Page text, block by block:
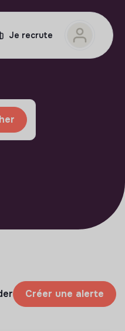
Je recrute
Créer une alerte